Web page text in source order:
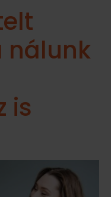
nálunk
is